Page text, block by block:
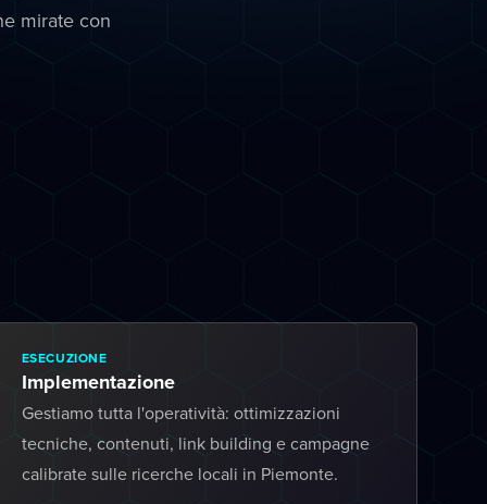
mirate con
ESECUZIONE
Implementazione
Gestiamo tutta l'operatività: ottimizzazioni
tecniche, contenuti, link building e campagne
calibrate sulle ricerche locali in Piemonte.